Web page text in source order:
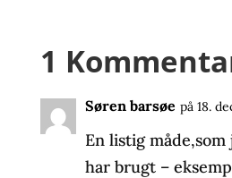
1
Søren barsøe på 18.
En listig
har brugt –